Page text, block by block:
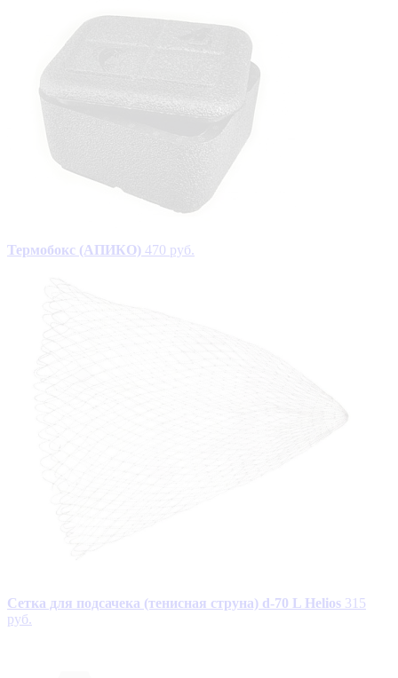
Термобокс (АПИКО) 470 руб.
Сетка для подсачека (тенисная струна) d-70 L Helios 315
руб.